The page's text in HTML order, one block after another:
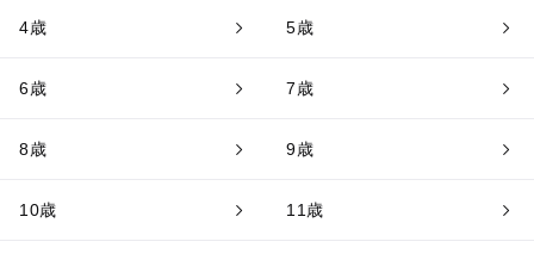
4歳 5歳
6歳 7歳
8歳 9歳
10歳 11歳